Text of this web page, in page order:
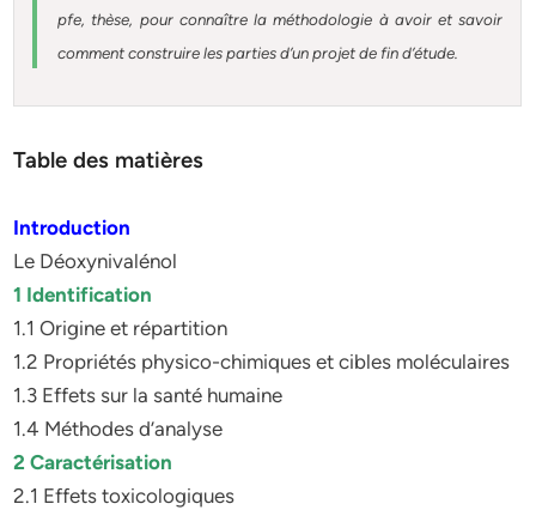
pfe, thèse, pour connaître la méthodologie à avoir et savoir
comment construire les parties d’un projet de fin d’étude.
Table des matières
Introduction
Le Déoxynivalénol
1 Identification
1.1 Origine et répartition
1.2 Propriétés physico-chimiques et cibles moléculaires
1.3 Effets sur la santé humaine
1.4 Méthodes d’analyse
2 Caractérisation
2.1 Effets toxicologiques